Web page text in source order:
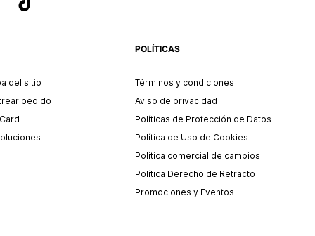
del sitio
pedido
POLÍTICAS
Términos y condiciones
Aviso de privacidad
Políticas de Protección de Datos
Política de Uso de Cookies
Política comercial de cambios
Política Derecho de Retracto
Promociones y Eventos